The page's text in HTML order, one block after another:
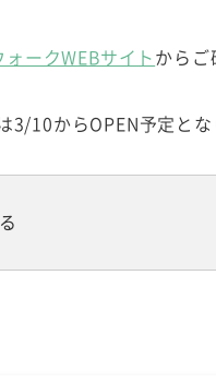
ークWEBサイトからご
3/10からOPEN予定とな